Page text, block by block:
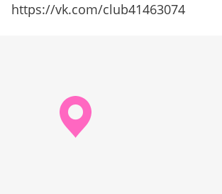
https://vk.com/club41463074